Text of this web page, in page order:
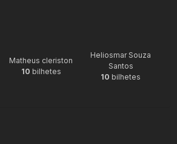
Matheus cleriston
10 bilhetes
Heliosmar Souza
Santos
10 bilhetes